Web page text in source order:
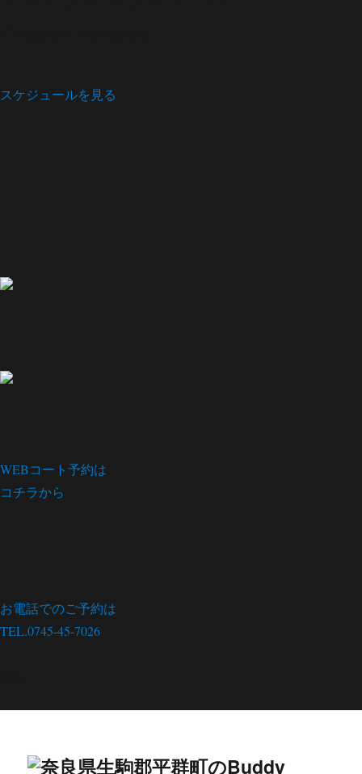
スケジュールを見る
WEBコート予約は
コチラから
お電話でのご予約は
TEL.0745-45-7026